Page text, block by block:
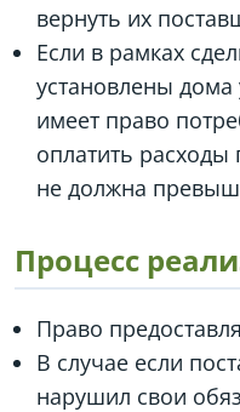
вернуть их
Если в рамках
установлены дома
имеет право
оплатить расходы
не должна
Процесс
Право
В случае если
нарушил свои